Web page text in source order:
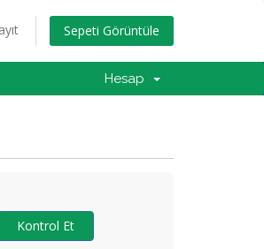
Sepeti Görüntüle
Hesap
Kontrol Et